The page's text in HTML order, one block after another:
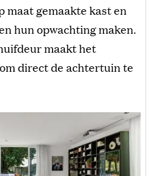
maat gemaakte kast en
hun opwachting maken.
maakt het
direct de achtertuin te